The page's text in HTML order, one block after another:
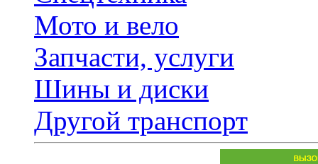
Мото и вело
Запчасти, услуги
Шины и диски
Другой транспорт